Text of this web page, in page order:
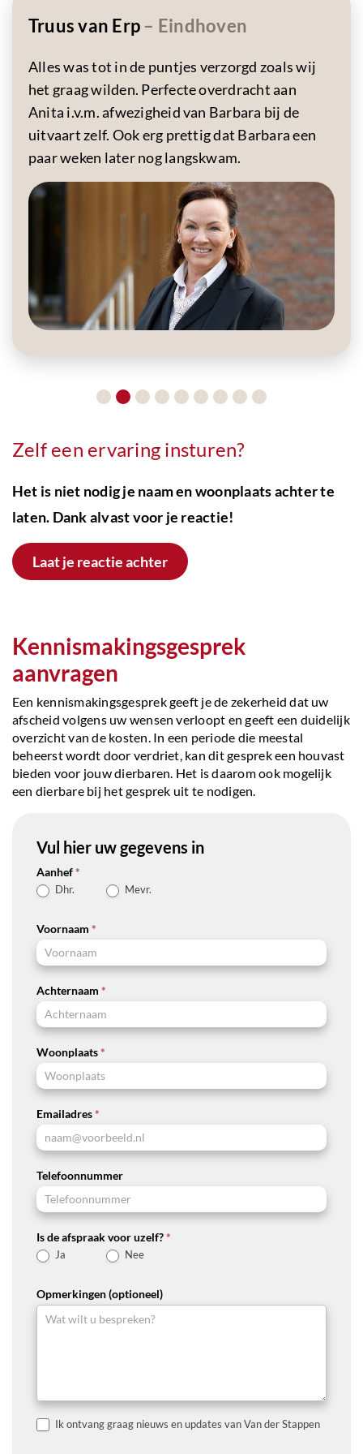
Truus van Erp – Eindhoven
Alles was tot in de puntjes verzorgd zoals wij
het graag wilden. Perfecte overdracht aan
Anita i.v.m. afwezigheid van Barbara bij de
uitvaart zelf. Ook erg prettig dat Barbara een
paar weken later nog langskwam.
Zelf een ervaring insturen?
Het is niet nodig je naam en woonplaats achter te
laten. Dank alvast voor je reactie!
Laat je reactie achter
Kennismakingsgesprek
aanvragen
Een kennismakingsgesprek geeft je de zekerheid dat uw
afscheid volgens uw wensen verloopt en geeft een duidelijk
overzicht van de kosten. In een periode die meestal
beheerst wordt door verdriet, kan dit gesprek een houvast
bieden voor jouw dierbaren. Het is daarom ook mogelijk
een dierbare bij het gesprek uit te nodigen.
Vul hier uw gegevens in
Aanhef*
Dhr. Mevr.
Voornaam *
Achternaam *
Woonplaats*
Emailadres*
Telefoonnummer
Is de afspraak voor uzelf?*
Ja Nee
Opmerkingen (optioneel)
Ik ontvang graag nieuws en updates van Van der Stappen